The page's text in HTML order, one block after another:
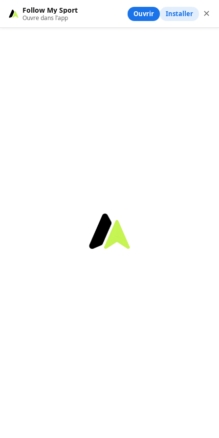
Follow My Sport
Ouvre dans l’app Ouvrir Installer ✕